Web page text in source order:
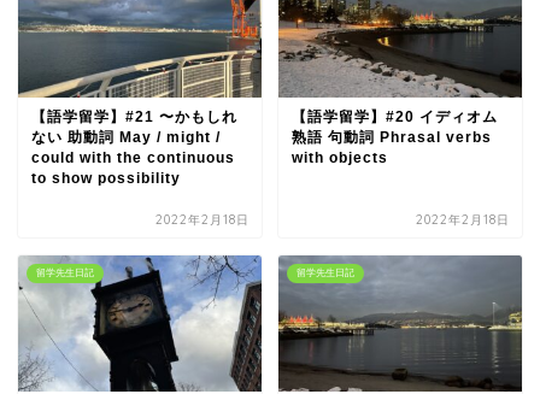
【語学留学】#21 〜かもしれ
ない 助動詞 May / might /
could with the continuous
to show possibility
2022年2月18日
【語学留学】#20 イディオム
熟語 句動詞 Phrasal verbs
with objects
2022年2月18日
留学先生日記 留学先生日記